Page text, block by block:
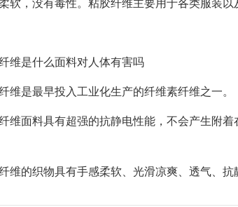
软，没有毒性。粘胶纤维主要用于各类服装以
维是什么面料对人体有害吗
维是最早投入工业化生产的纤维素纤维之一。
维面料具有超强的抗静电性能，不会产生附
维的织物具有手感柔软、光滑凉爽、透气、抗